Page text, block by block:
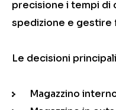
precisione i tempi di
spedizione e gestire
Le decisioni
Magazzino